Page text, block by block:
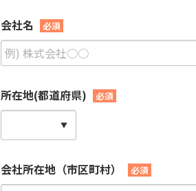
会社名 必須
所在地(都道府県) 必須
会社所在地（市区町村） 必須